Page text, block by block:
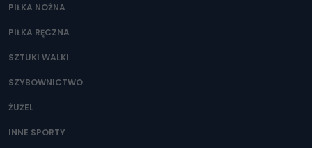
PIŁKA NOŻNA
PIŁKA RĘCZNA
SZTUKI WALKI
SZYBOWNICTWO
ŻUŻEL
INNE SPORTY